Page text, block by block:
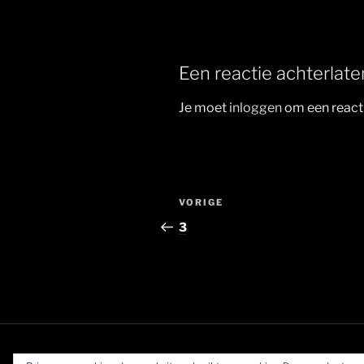
Een reactie
Je moet inloggenom een
Berichtnavigatie
Vorig
bericht
VORIGE
3